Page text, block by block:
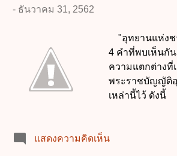
- ธันวาคม 31, 2562
"อุทยานแห่งช
4 คำที่พบเห็นกั
ความแตกต่างที่
พระราชบัญญัติอุ
เหล่านี้ไว้ ดังนี้
ยากหรือใกล้สู
แสดงความคิดเห็น